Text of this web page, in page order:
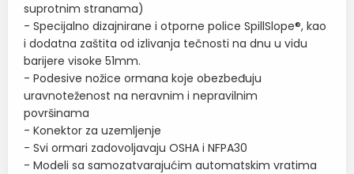
suprotnim stranama)
- Specijalno dizajnirane i otporne police SpillSlope®, kao
i dodatna zaštita od izlivanja tečnosti na dnu u vidu
barijere visoke 51mm.
- Podesive nožice ormana koje obezbeđuju
uravnoteženost na neravnim i nepravilnim
površinama
- Konektor za uzemljenje
- Svi ormari zadovoljavaju OSHA i NFPA30
- Modeli sa samozatvarajućim automatskim vratima